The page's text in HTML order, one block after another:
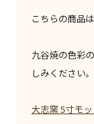
こちらの商品
九谷焼の色彩
しみください。
大志窯 5寸モ